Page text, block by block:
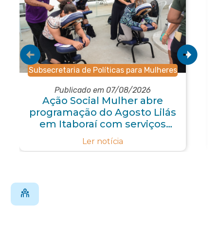
Subsecretaria de Políticas para Mulheres
Publicado em 07/08/2026
Ação Social Mulher abre
programação do Agosto Lilás
em Itaboraí com serviços
gratuitos e orientações
Ler notícia